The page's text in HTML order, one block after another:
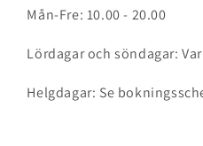
Mån-Fre: 10.00 - 20.00
Lördagar och söndagar:
Helgdagar: Se